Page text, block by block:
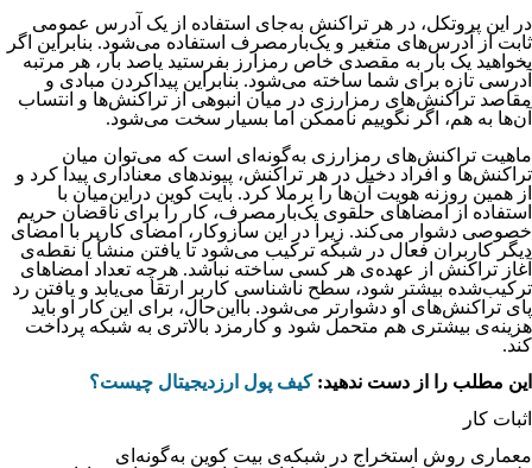
در این پروتکل، در هر تراکنش به‌جای استفاده از یک آدرس عمومی
ثابت از آدرس‌های متغیر و یک‌بارمصرف استفاده می‌شود. بنابراین اگر
بخواهید یک بار به مقصدی خاص رمزارز بفرستید یاصد بار، هر مرتبه
آدرسی تازه برای شما ساخته می‌شود. بنابراین پیداکردن مبادی و
مقاصد تراکنش‌های رمزارزی در میان انبوهی از تراکنش‌ها و انتساب
آن‌ها به هم، اگر نگوییم ناممکن اما بسیار سخت می‌شود.
ماهیت تراکنش‌های رمزارزی به‌گونه‌ای است که می‌توان میان
تراکنش‌ها و افراد دخیل در هر تراکنش، پیوندهای معناداری پیدا کرد و
از همین روزنه هویت آن‌ها را برملا کرد. بایت کوین دراین‌میان با
استفاده از امضاهای حلقوی یک‌بارمصرف، کار را برای ناقضان حریم
خصوصی دشوار می‌کند. زیرا در این سازوکار، امضای کاربر با امضای
دیگر کاربران فعال در شبکه ترکیب می‌شود تا یافتن منشأ یا نقطه‌ی
آغاز تراکنش از عهده‌ی هر کسی ساخته نباشد. هرچه تعداد امضاهای
ترکیب‌شده بیشتر شود، سطح ناشناسی کاربر ارتقا می‌یابد و یافتن رد
پای تراکنش‌های او دشوارتر می‌شود. بااین‌حال، برای این کار او باید
هزینه‌ی بیشتری هم متحمل شود و کارمزد بالاتری به شبکه پرداخت
کند.
این مطلب را از دست ندهید:کیف پول ارزدیجیتال چیست؟
اثبات کار
معماری روش استخراج در شبکه‌ی بیت کوین به‌گونه‌ای